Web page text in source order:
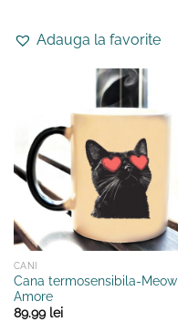
are
pot
alese
pagina
produsului.
Adauga la favorite
CANI
Cana termosensibila-Meow
Amore
89.99 lei